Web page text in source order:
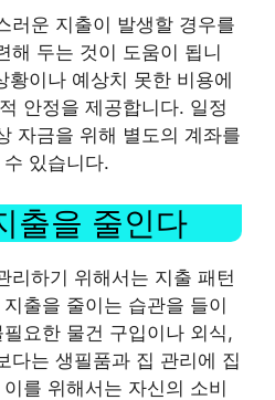
러운 지출이 발생할 경우를
해 두는 것이 도움이 됩니
황이나 예상치 못한 비용에
안정을 제공합니다. 일정
자금을 위해 별도의 계좌를
있습니다.
출을 줄인다
리하기 위해서는 지출 패턴
출을 줄이는 습관을 들이
요한 물건 구입이나 외식,
다는 생필품과 집 관리에 집
를 위해서는 자신의 소비